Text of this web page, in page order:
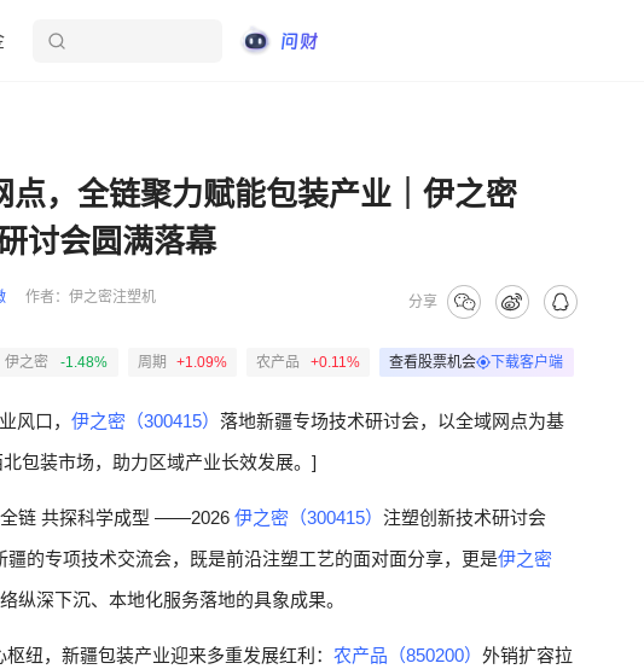
点，全链聚力赋能包装产业｜伊之密
讨会圆满落幕
作者： 伊之密注塑机 分享
伊之密 -1.48% 周期 +1.09% 农产品 +0.11% 查看股票机会 下载客户端
风口， 伊之密（300415） 落地新疆专场技术研讨会，以全域网点为基
包装市场，助力区域产业长效发展。]
全链 共探科学成型 ——2026 伊之密（300415） 注塑创新技术研讨会
疆的专项技术交流会，既是前沿注塑工艺的面对面分享，更是伊之密
纵深下沉、本地化服务落地的具象成果。
枢纽，新疆包装产业迎来多重发展红利： 农产品（850200） 外销扩容拉